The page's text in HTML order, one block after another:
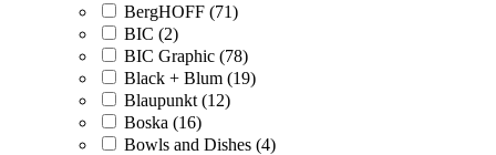
BergHOFF (71)
BIC (2)
BIC Graphic (78)
Black + Blum (19)
Blaupunkt (12)
Boska (16)
Bowls and Dishes (4)